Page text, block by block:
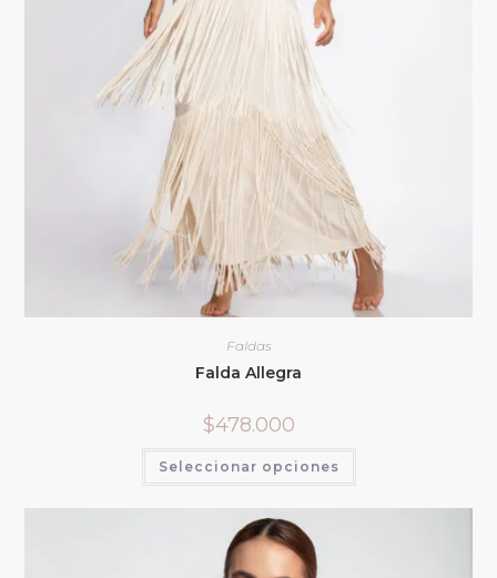
Faldas
Falda Allegra
$478.000
Seleccionar opciones